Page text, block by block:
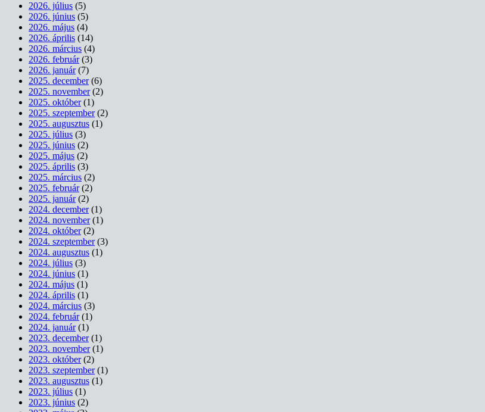
2026. július (5)
2026. június (5)
2026. május (4)
2026. április (14)
2026. március (4)
2026. február(3)
2026. január(7)
2025. december(6)
2025. november(2)
2025. október(1)
2025. szeptember(2)
2025. augusztus (1)
2025. július (3)
2025. június (2)
2025. május (2)
2025. április (3)
2025. március (2)
2025. február(2)
2025. január(2)
2024. december(1)
2024. november(1)
2024. október(2)
2024. szeptember(3)
2024. augusztus (1)
2024. július (3)
2024. június (1)
2024. május (1)
2024. április (1)
2024. március (3)
2024. február(1)
2024. január(1)
2023. december(1)
2023. november(1)
2023. október(2)
2023. szeptember(1)
2023. augusztus (1)
2023. július (1)
2023. június (2)